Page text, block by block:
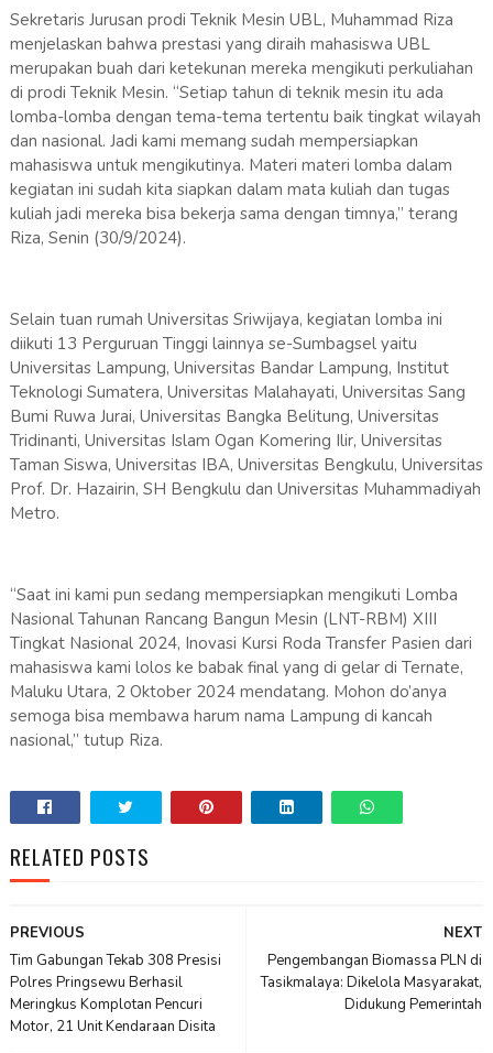
Sekretaris Jurusan prodi Teknik Mesin UBL, Muhammad Riza
menjelaskan bahwa prestasi yang diraih mahasiswa UBL
merupakan buah dari ketekunan mereka mengikuti perkuliahan
di prodi Teknik Mesin. “Setiap tahun di teknik mesin itu ada
lomba-lomba dengan tema-tema tertentu baik tingkat wilayah
dan nasional. Jadi kami memang sudah mempersiapkan
mahasiswa untuk mengikutinya. Materi materi lomba dalam
kegiatan ini sudah kita siapkan dalam mata kuliah dan tugas
kuliah jadi mereka bisa bekerja sama dengan timnya,” terang
Riza, Senin (30/9/2024).
Selain tuan rumah Universitas Sriwijaya, kegiatan lomba ini
diikuti 13 Perguruan Tinggi lainnya se-Sumbagsel yaitu
Universitas Lampung, Universitas Bandar Lampung, Institut
Teknologi Sumatera, Universitas Malahayati, Universitas Sang
Bumi Ruwa Jurai, Universitas Bangka Belitung, Universitas
Tridinanti, Universitas Islam Ogan Komering Ilir, Universitas
Taman Siswa, Universitas IBA, Universitas Bengkulu, Universitas
Prof. Dr. Hazairin, SH Bengkulu dan Universitas Muhammadiyah
Metro.
“Saat ini kami pun sedang mempersiapkan mengikuti Lomba
Nasional Tahunan Rancang Bangun Mesin (LNT-RBM) XIII
Tingkat Nasional 2024, Inovasi Kursi Roda Transfer Pasien dari
mahasiswa kami lolos ke babak final yang di gelar di Ternate,
Maluku Utara, 2 Oktober 2024 mendatang. Mohon do’anya
semoga bisa membawa harum nama Lampung di kancah
nasional,” tutup Riza.
RELATED POSTS
NEXT
Pengembangan Biomassa PLN di
Tasikmalaya: Dikelola Masyarakat,
Didukung Pemerintah
PREVIOUS
Tim Gabungan Tekab 308 Presisi
Polres Pringsewu Berhasil
Meringkus Komplotan Pencuri
Motor, 21 Unit Kendaraan Disita